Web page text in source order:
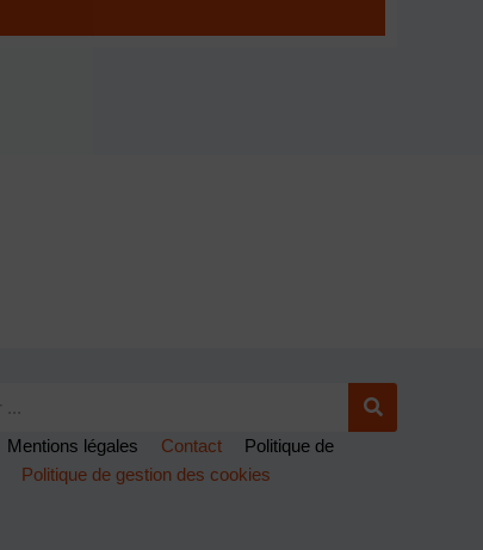
Mentions légales Contact
Politique de
Politique de gestion des cookies